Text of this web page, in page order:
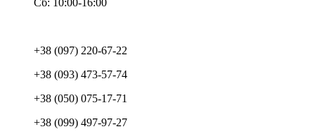
+38 (097) 220-67-22
+38 (093) 473-57-74
+38 (050) 075-17-71
+38 (099) 497-97-27